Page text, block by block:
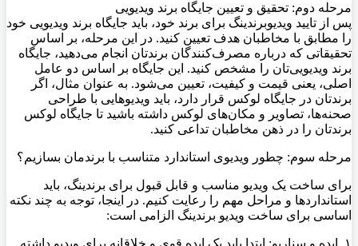
مرحله دوم: تحقیق و تعیین جایگاه برند ویدیویی
پس از تایید ویدیوبرندینگ برای برند خود، باید جایگاه برند ویدیویی خود
را مطابق با مخاطبان هدف تعیین کنید. در این مرحله، بر اساس
تحقیقاتی که درباره مصرف‌کنندگان برندتان انجام می‌دهید، جایگاه
برند ویدیویی‌تان را مشخص کنید. این جایگاه بر اساس دو عامل
اصلی، یعنی قیمت و کیفیت، تعیین می‌شود. به عنوان مثال، اگر
برندتان در جایگاه لوکس قرار دارد، باید ویدیوهایی با طراحی
صحنه‌ها، تصاویر و مکان‌های لوکس داشته باشید تا جایگاه لوکس
برندتان را در ذهن مخاطبان تداعی کنید.
مرحله سوم: چطور ویدیوی استاندارد متناسب با برندمان بسازیم؟
برای ساخت یک ویدیو مناسب و قابل قبول برای برندینگ، باید
استانداردها و مراحل مهم را رعایت کنیم. در اینجا، توجه به چند نکته
اساسی برای ساخت ویدیو برندینگ الزامی است: